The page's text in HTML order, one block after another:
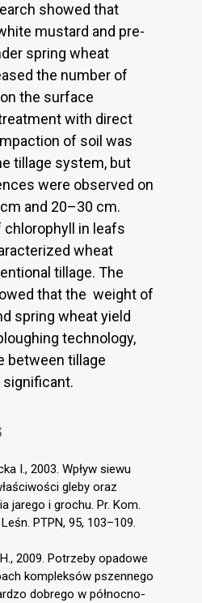
showed that
mustard and pre-
spring wheat
the number of
the surface
with direct
of soil was
tillage system, but
were observed on
and 20–30 cm.
in leafs
wheat
tillage. The
that the weight of
spring wheat yield
technology,
between tillage
I., 2003. Wpływ siewu
gleby oraz
jarego i grochu. Pr. Kom.
PTPN, 95, 103–109.
2009. Potrzeby opadowe
kompleksów pszennego
dobrego w północno-